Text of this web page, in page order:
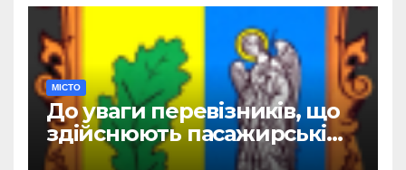
МІСТО
До уваги перевізників, що
здійснюють пасажирські
перевезення